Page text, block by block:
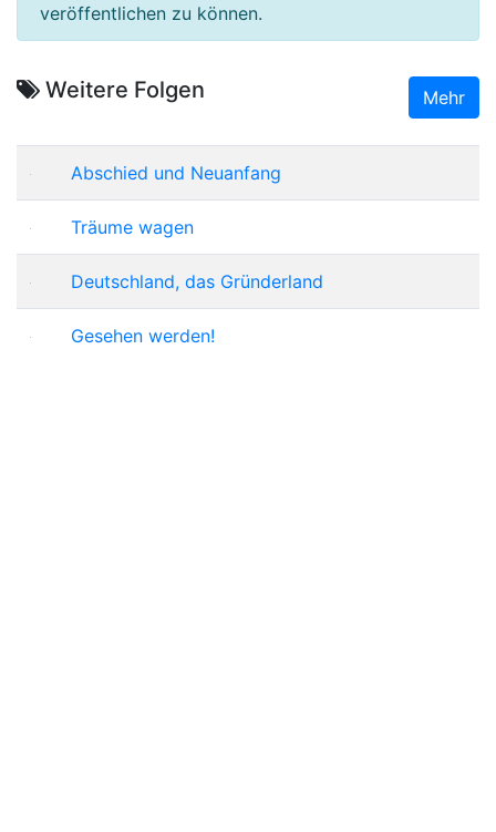
veröffentlichen zu können.
Weitere Folgen Mehr
Abschied und Neuanfang
Träume wagen
Deutschland, das Gründerland
Gesehen werden!